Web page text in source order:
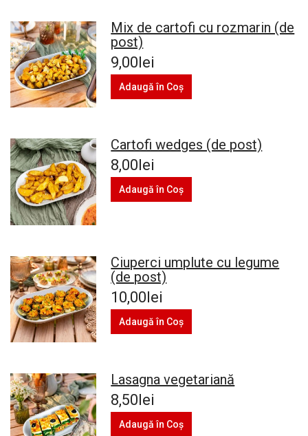
Mix de cartofi cu rozmarin (de
post)
9,00lei
Adaugă în Coş
Cartofi wedges (de post)
8,00lei
Adaugă în Coş
Ciuperci umplute cu legume
(de post)
10,00lei
Adaugă în Coş
Lasagna vegetariană
8,50lei
Adaugă în Coş